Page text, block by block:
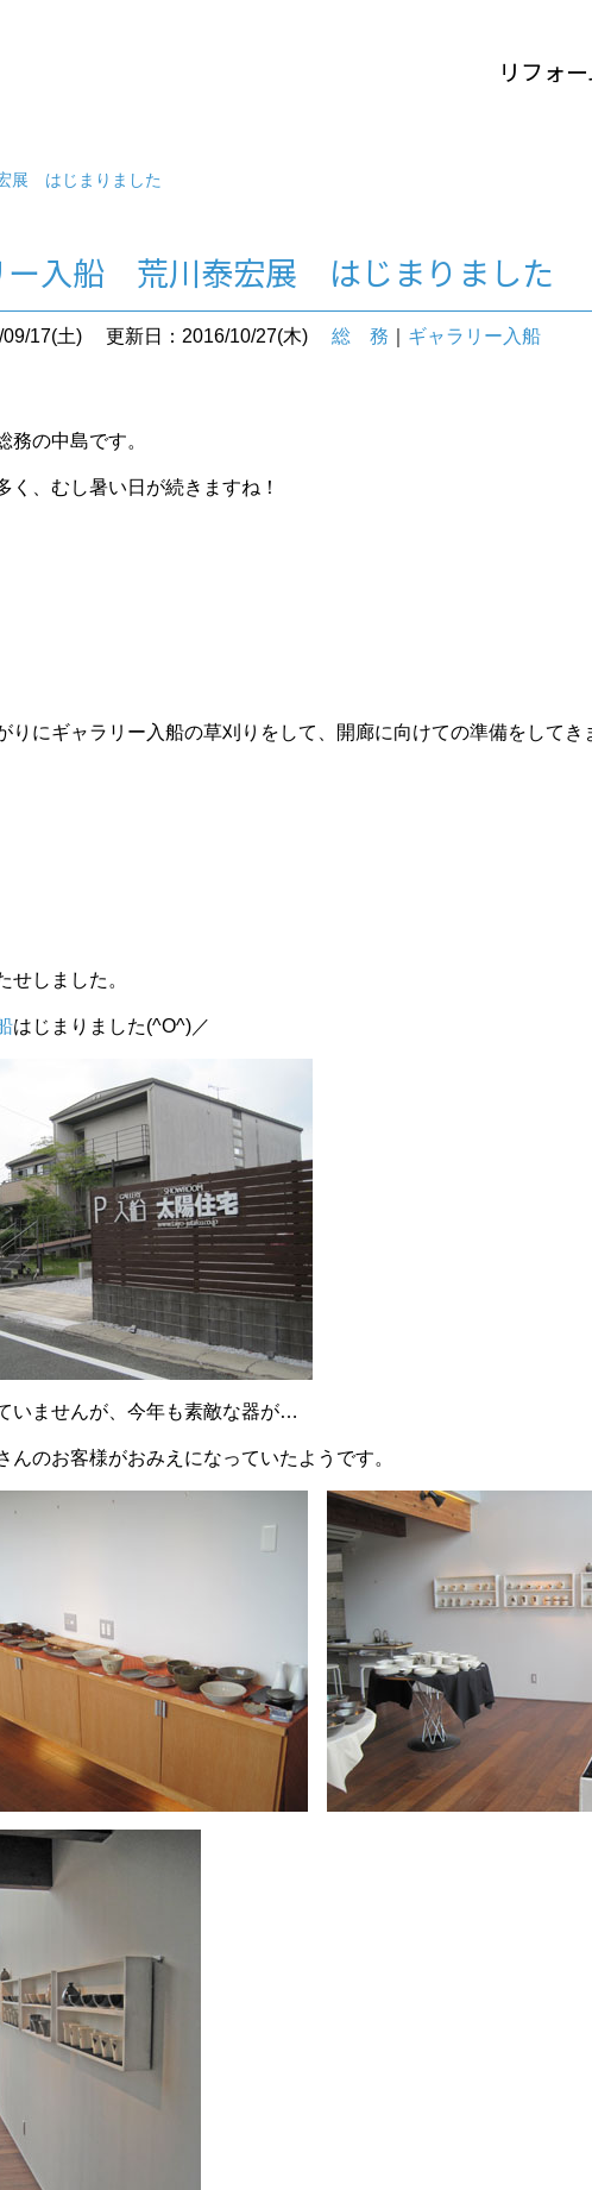
リフォ
展 はじまりました
ー入船 荒川泰宏展 はじまりました
17(土) 更新日：2016/10/27(木) 総 務 ギャラリー入船
務の中島です。
く、むし暑い日が続きますね！
りにギャラリー入船の草刈りをして、開廊に向けての準備をして
せしました。
はじまりました(^O^)／
いませんが、今年も素敵な器が…
んのお客様がおみえになっていたようです。